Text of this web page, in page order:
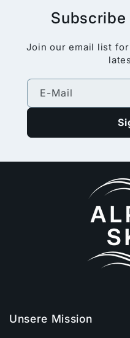
Subscribe
Join our email list
E-Mail
Unsere Mission